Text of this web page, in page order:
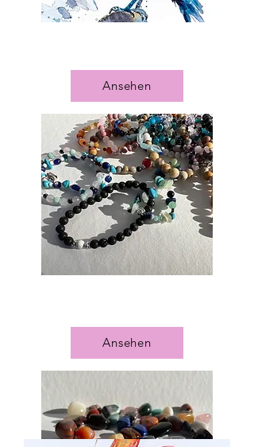
Ansehen
Ansehen